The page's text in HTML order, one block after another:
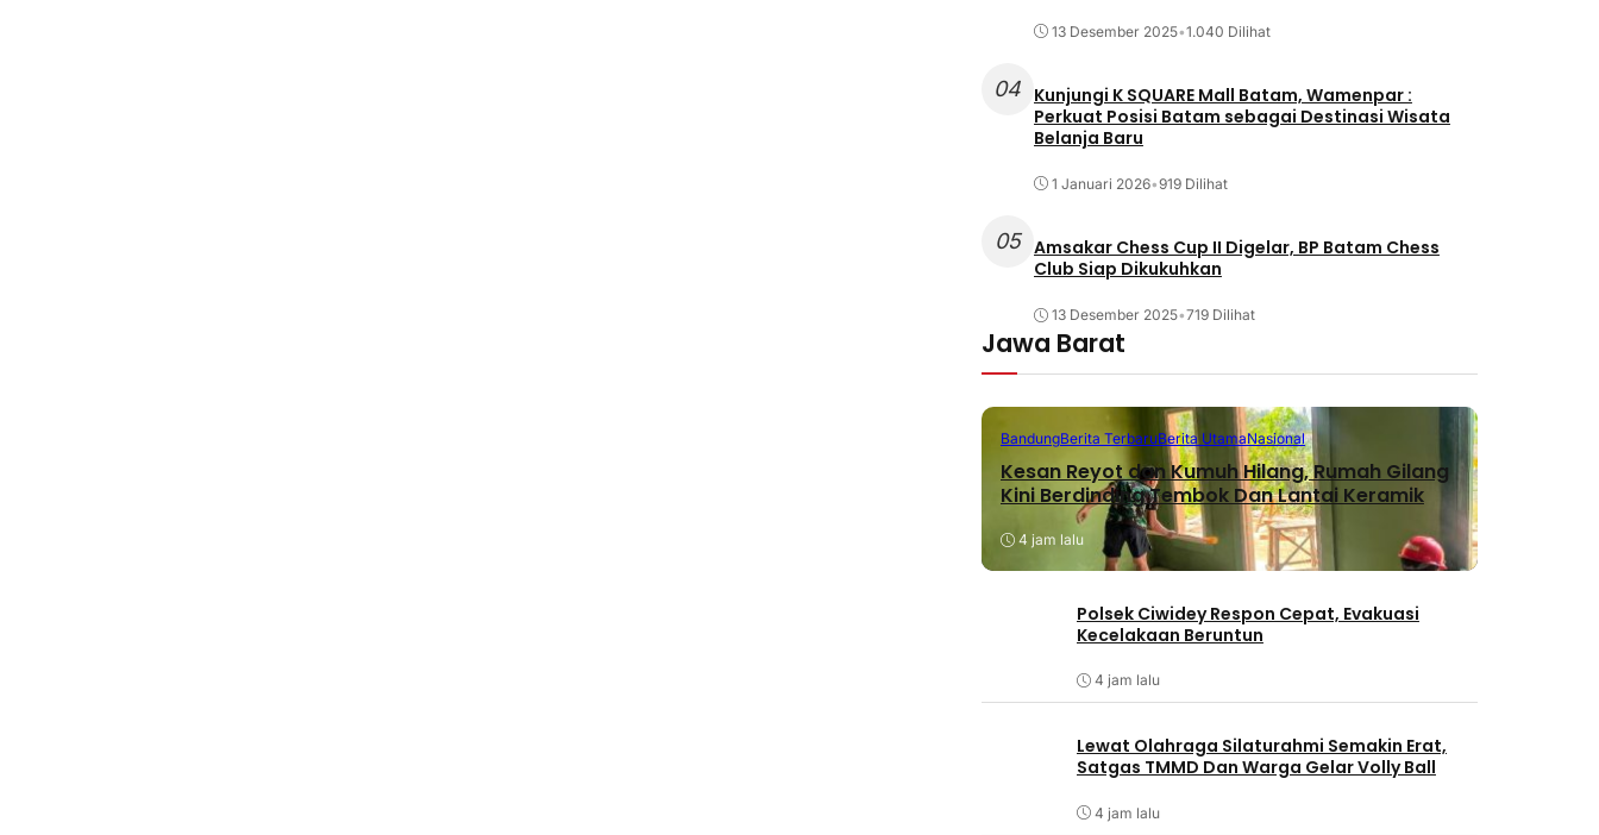
13 Desember 2025•1.040 Dilihat
04 Kunjungi K SQUARE Mall Batam, Wamenpar :
Perkuat Posisi Batam sebagai Destinasi Wisata
Belanja Baru
1 Januari 2026•919 Dilihat
05 Amsakar Chess Cup II Digelar, BP Batam Chess
Club Siap Dikukuhkan
13 Desember 2025•719 Dilihat
Jawa Barat
BandungBerita TerbaruBerita UtamaNasional
Kesan Reyot dan Kumuh Hilang, Rumah Gilang
Kini Berdinding Tembok Dan Lantai Keramik
4 jam lalu
Polsek Ciwidey Respon Cepat, Evakuasi
Kecelakaan Beruntun
4 jam lalu
Lewat Olahraga Silaturahmi Semakin Erat,
Satgas TMMD Dan Warga Gelar Volly Ball
4 jam lalu